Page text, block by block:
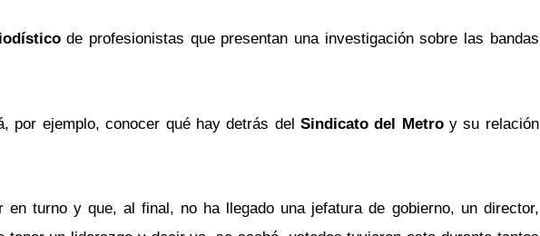
de profesionistas que presentan una investigación sobre las bandas
por ejemplo, conocer qué hay detrás del Sindicato del Metroy su relación
turno y que, al final, no ha llegado una jefatura de gobierno, un director,